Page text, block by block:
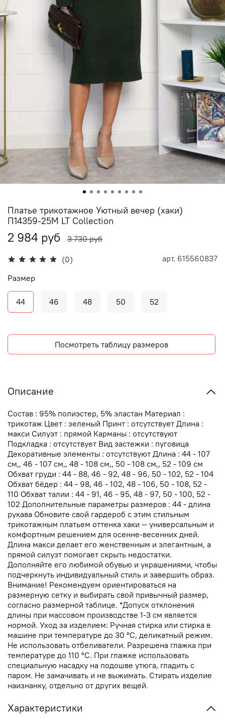
(0) арт. 615560837
Платье трикотажное Уютный вечер (хаки)
П14359-25М LT Collection
2 984 руб 3 730 руб
Размер
44 46 48 50 52
Посмотреть таблицу размеров
Описание
Состав : 95% полиэстер, 5% эластан Материал :
трикотаж Цвет : зеленый Принт : отсутствует Длина :
макси Силуэт : прямой Карманы : отсутствуют
Подкладка : отсутствует Вид застежки : пуговица
Декоративные элементы : отсутствуют Длина : 44 - 107
см,, 46 - 107 см,, 48 - 108 см,, 50 - 108 см,, 52 - 109 см
Обхват груди : 44 - 88, 46 - 92, 48 - 96, 50 - 102, 52 - 104
Обхват бёдер : 44 - 98, 46 - 102, 48 - 106, 50 - 108, 52 -
110 Обхват талии : 44 - 91, 46 - 95, 48 - 97, 50 - 100, 52 -
102 Дополнительные параметры размеров : 44 - длина
рукава Обновите свой гардероб с этим стильным
трикотажным платьем оттенка хаки — универсальным и
комфортным решением для осенне-весенних дней.
Длина макси делает его женственным и элегантным, а
прямой силуэт помогает скрыть недостатки.
Дополняйте его любимой обувью и украшениями, чтобы
подчеркнуть индивидуальный стиль и завершить образ.
Внимание! Рекомендуем ориентироваться на
размерную сетку и выбирать свой привычный размер,
согласно размерной таблице. *Допуск отклонения
длины при массовом производстве 1-3 см является
нормой. Уход за изделием: Ручная стирка или стирка в
машине при температуре до 30 °C, деликатный режим.
Не использовать отбеливатели. Разрешена глажка при
температуре до 110 °C. При глажке использовать
специальную насадку на подошве утюга, гладить с
паром. Не замачивать и не выжимать. Стирать изделие
наизнанку, отдельно от других вещей.
Характеристики